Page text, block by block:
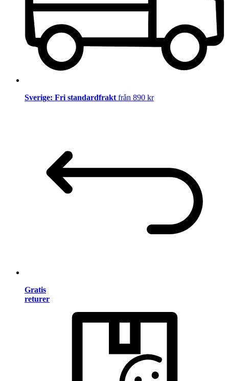
Sverige: Fri standardfrakt från 890 kr
Gratis
returer